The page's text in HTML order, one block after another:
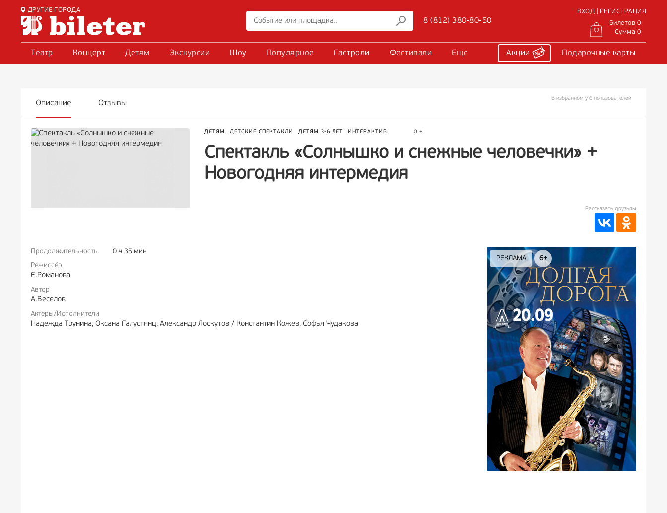
ДРУГИЕ ГОРОДА
8 (812) 380-80-50
ВХОД | РЕГИСТРАЦИЯ
Билетов 0
Сумма 0
Театр Концерт Детям Экскурсии Шоу Популярное Гастроли Фестивали Еще Акции Подарочные карты
Описание Отзывы
В избранном у 6 пользователей
ДЕТЯМ ДЕТСКИЕ СПЕКТАКЛИ ДЕТЯМ 3-6 ЛЕТ ИНТЕРАКТИВ 0 +
Спектакль «Солнышко и снежные человечки» +
Новогодняя интермедия
Рассказать друзьям
Продолжительность
0 ч 35 мин
Режиссёр
Е.Романова
Автор
А.Веселов
Актёры/Исполнители
Надежда Трунина, Оксана Галустянц, Александр Лоскутов / Константин Кожев, Софья Чудакова
РЕКЛАМА 12+